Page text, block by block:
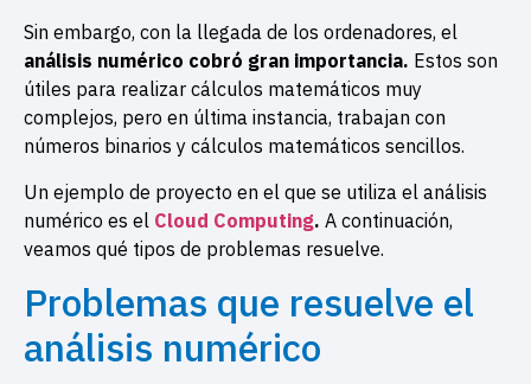
Sin embargo, con la llegada de los ordenadores, el
análisis numérico cobró gran importancia. Estos son
útiles para realizar cálculos matemáticos muy
complejos, pero en última instancia, trabajan con
números binarios y cálculos matemáticos sencillos.
Un ejemplo de proyecto en el que se utiliza el análisis
numérico es el Cloud Computing. A continuación,
veamos qué tipos de problemas resuelve.
Problemas que resuelve el
análisis numérico